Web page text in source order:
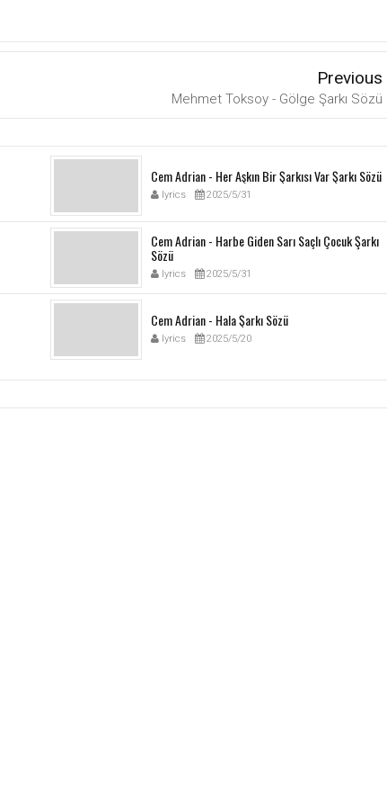
Previous
Mehmet Toksoy - Gölge Şarkı Sözü
Cem Adrian - Her Aşkın Bir Şarkısı Var Şarkı Sözü
lyrics 2025/5/31
Cem Adrian - Harbe Giden Sarı Saçlı Çocuk Şarkı
Sözü
lyrics 2025/5/31
Cem Adrian - Hala Şarkı Sözü
lyrics 2025/5/20